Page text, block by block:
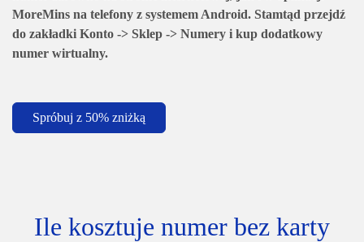
MoreMins na telefony z systemem Android. Stamtąd przejdź
do zakładki Konto -> Sklep -> Numery i kup dodatkowy
numer wirtualny.
Spróbuj z 50% zniżką
Ile kosztuje numer bez karty